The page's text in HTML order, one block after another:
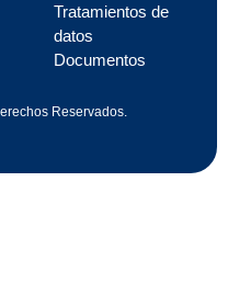
Tratamientos de
datos
Documentos
Reservados.